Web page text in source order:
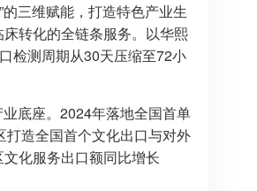
三维赋能，打造特色产业生
转化的全链条服务。以华熙
检测周期从30天压缩至72小
底座。2024年落地全国首单
打造全国首个文化出口与对外
化服务出口额同比增长